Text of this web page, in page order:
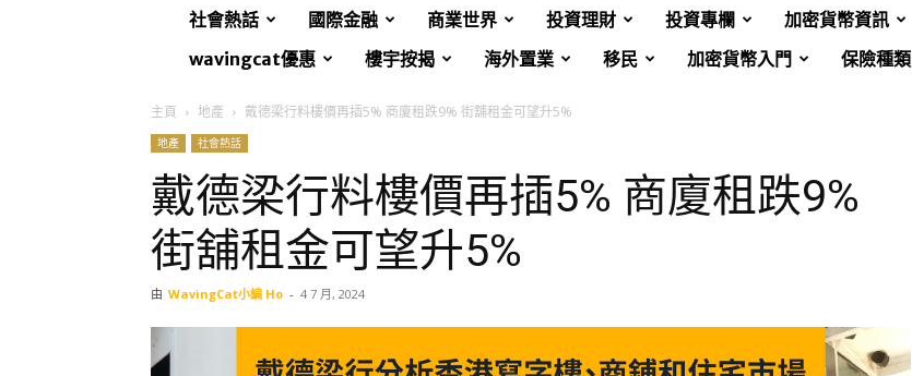
社會熱話 國際金融 商業世界 投資理財 投資專欄 加密貨幣資訊
wavingcat優惠
樓宇按揭 海外置業 移民 加密貨幣入門 保險種類
主頁 地產 戴德梁行料樓價再插5% 商廈租跌9% 街舖租金可望升5%
地產 社會熱話
戴德梁行料樓價再插5% 商廈租跌9%
街舖租金可望升5%
由 WavingCat小編 Ho - 4 7 月, 2024